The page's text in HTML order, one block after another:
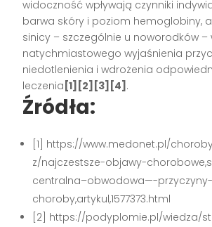
widoczność wpływają czynniki
barwa skóry i poziom hemoglobiny,
sinicy – szczególnie u noworodków
natychmiastowego wyjaśnienia
niedotlenienia i wdrożenia
leczenia [1][2][3][4] .
Źródła:
[1] https://www.medonet.pl/
z/najczestsze-objawy-
centralna–obwodowa—-przyczyny-
choroby,artykul,1577373.html
[2] https://podyplomie.pl/wiedza/